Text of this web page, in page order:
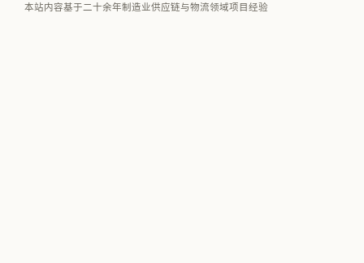
本站内容基于二十余年制造业供应链与物流领域项目经验